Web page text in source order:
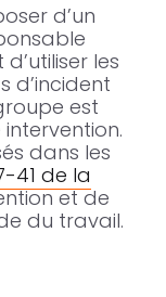
d’un
les
d’incident
est
dans les
41 de la
et de
du travail.